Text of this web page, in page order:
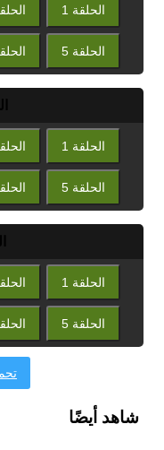
الحلقة 1
الحلقة 5
الحلقة 1
الحلقة 5
الحلقة 1
الحلقة 5
شاهد أيضًا